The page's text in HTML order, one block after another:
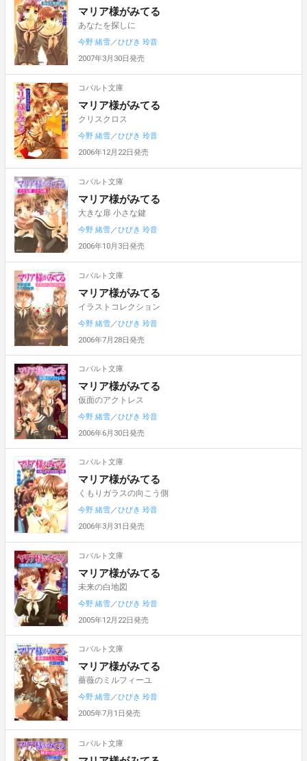
マリア様がみてる
あなたを探しに
今野 緒雪／ひびき 玲音
2007年3月30日発売
コバルト文庫
マリア様がみてる
クリスクロス
今野 緒雪／ひびき 玲音
2006年12月22日発売
コバルト文庫
マリア様がみてる
大きな扉 小さな鍵
今野 緒雪／ひびき 玲音
2006年10月3日発売
コバルト文庫
マリア様がみてる
イラストコレクション
今野 緒雪／ひびき 玲音
2006年7月28日発売
コバルト文庫
マリア様がみてる
仮面のアクトレス
今野 緒雪／ひびき 玲音
2006年6月30日発売
コバルト文庫
マリア様がみてる
くもりガラスの向こう側
今野 緒雪／ひびき 玲音
2006年3月31日発売
コバルト文庫
マリア様がみてる
未来の白地図
今野 緒雪／ひびき 玲音
2005年12月22日発売
コバルト文庫
マリア様がみてる
薔薇のミルフィーユ
今野 緒雪／ひびき 玲音
2005年7月1日発売
コバルト文庫